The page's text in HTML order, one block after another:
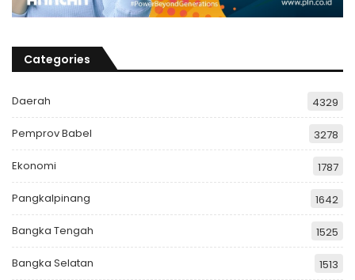
Categories
Daerah 4329
Pemprov Babel 3278
Ekonomi 1787
Pangkalpinang 1642
Bangka Tengah 1525
Bangka Selatan 1513